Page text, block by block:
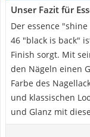
Unser Fazit für
Der essence
46 "black is back"
Finish sorgt. Mit
den Nägeln einen
Farbe des
und klassischen
und Glanz mit